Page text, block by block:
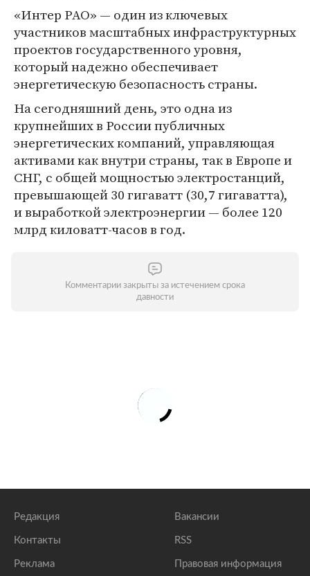
«Интер РАО» — один из ключевых
участников масштабных инфраструктурных
проектов государственного уровня,
который надежно обеспечивает
энергетическую безопасность страны.
На сегодняшний день, это одна из
крупнейших в России публичных
энергетических компаний, управляющая
активами как внутри страны, так в Европе и
СНГ, с общей мощностью электростанций,
превышающей 30 гигаватт (30,7 гигаватта),
и выработкой электроэнергии — более 120
млрд киловатт-часов в год.
Комментарии закрыты за истечением срока
давности
Редакция
Контакты
Реклама
Вакансии
RSS
Правовая информация